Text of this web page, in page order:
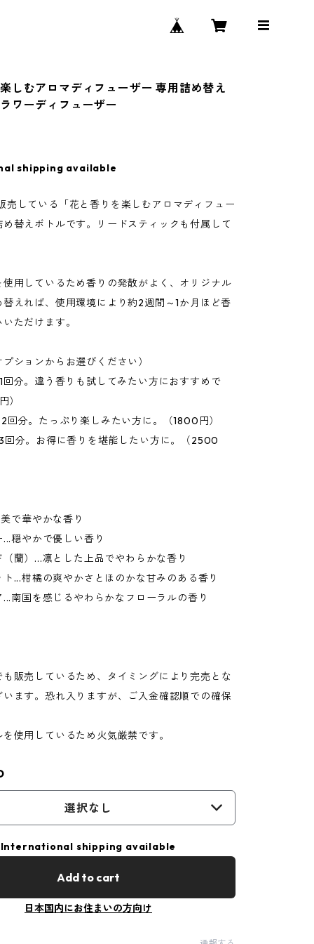
しむアロマディフューザー 専用詰め替え
ワーディフューザー
shipping available
売している「花と香りを楽しむアロマディフュー
替えボトルです。リードスティックも付属して
用しているため香りの発散がよく、オリジナル
えれば、使用環境により約2週間～1か月ほど香
ただけます。
ションからお選びください）
回分。違う香りも試してみたい方におすすめで
）
回分。たっぷり楽しみたい方に。（1800円）
回分。お得に香りを堪能したい方に。（2500
で華やかな香り
穏やかで優しい香り
蘭）...凛とした上品でやわらかな香り
...柑橘の爽やかさとほのかな甘みのある香り
南国を感じるやわらかなフローラルの香り
販売しているため、タイミングにより完売とな
ます。恐れ入りますが、ご入金確認順での確保
使用しているため火気厳禁です。
選択なし
International shipping available
Add to cart
日本国内にお住まいの方向け